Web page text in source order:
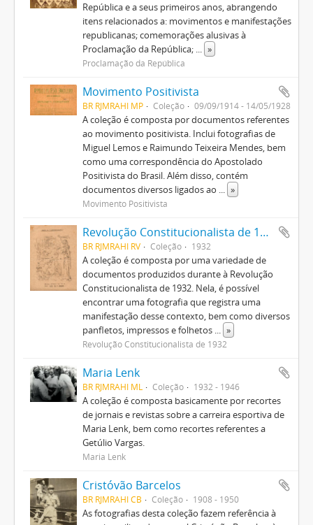
República e a seus primeiros anos, abrangendo
itens relacionados a: movimentos e manifestações
republicanas; comemorações alusivas à
Proclamação da República; ... »
Proclamação da República
Movimento Positivista
BR RJMRAHI MP Coleção 09/09/1914 - 14/05/1928
A coleção é composta por documentos referentes
ao movimento positivista. Inclui fotografias de
Miguel Lemos e Raimundo Teixeira Mendes, bem
como uma correspondência do Apostolado
Positivista do Brasil. Além disso, contém
documentos diversos ligados ao ... »
Movimento Positivista
Revolução Constitucionalista de 1932
BR RJMRAHI RV Coleção 1932
A coleção é composta por uma variedade de
documentos produzidos durante à Revolução
Constitucionalista de 1932. Nela, é possível
encontrar uma fotografia que registra uma
manifestação desse contexto, bem como diversos
panfletos, impressos e folhetos ... »
Revolução Constitucionalista de 1932
Maria Lenk
BR RJMRAHI ML Coleção 1932 - 1946
A coleção é composta basicamente por recortes
de jornais e revistas sobre a carreira esportiva de
Maria Lenk, bem como recortes referentes a
Getúlio Vargas.
Maria Lenk
Cristóvão Barcelos
BR RJMRAHI CB Coleção 1908 - 1950
As fotografias desta coleção fazem referência à